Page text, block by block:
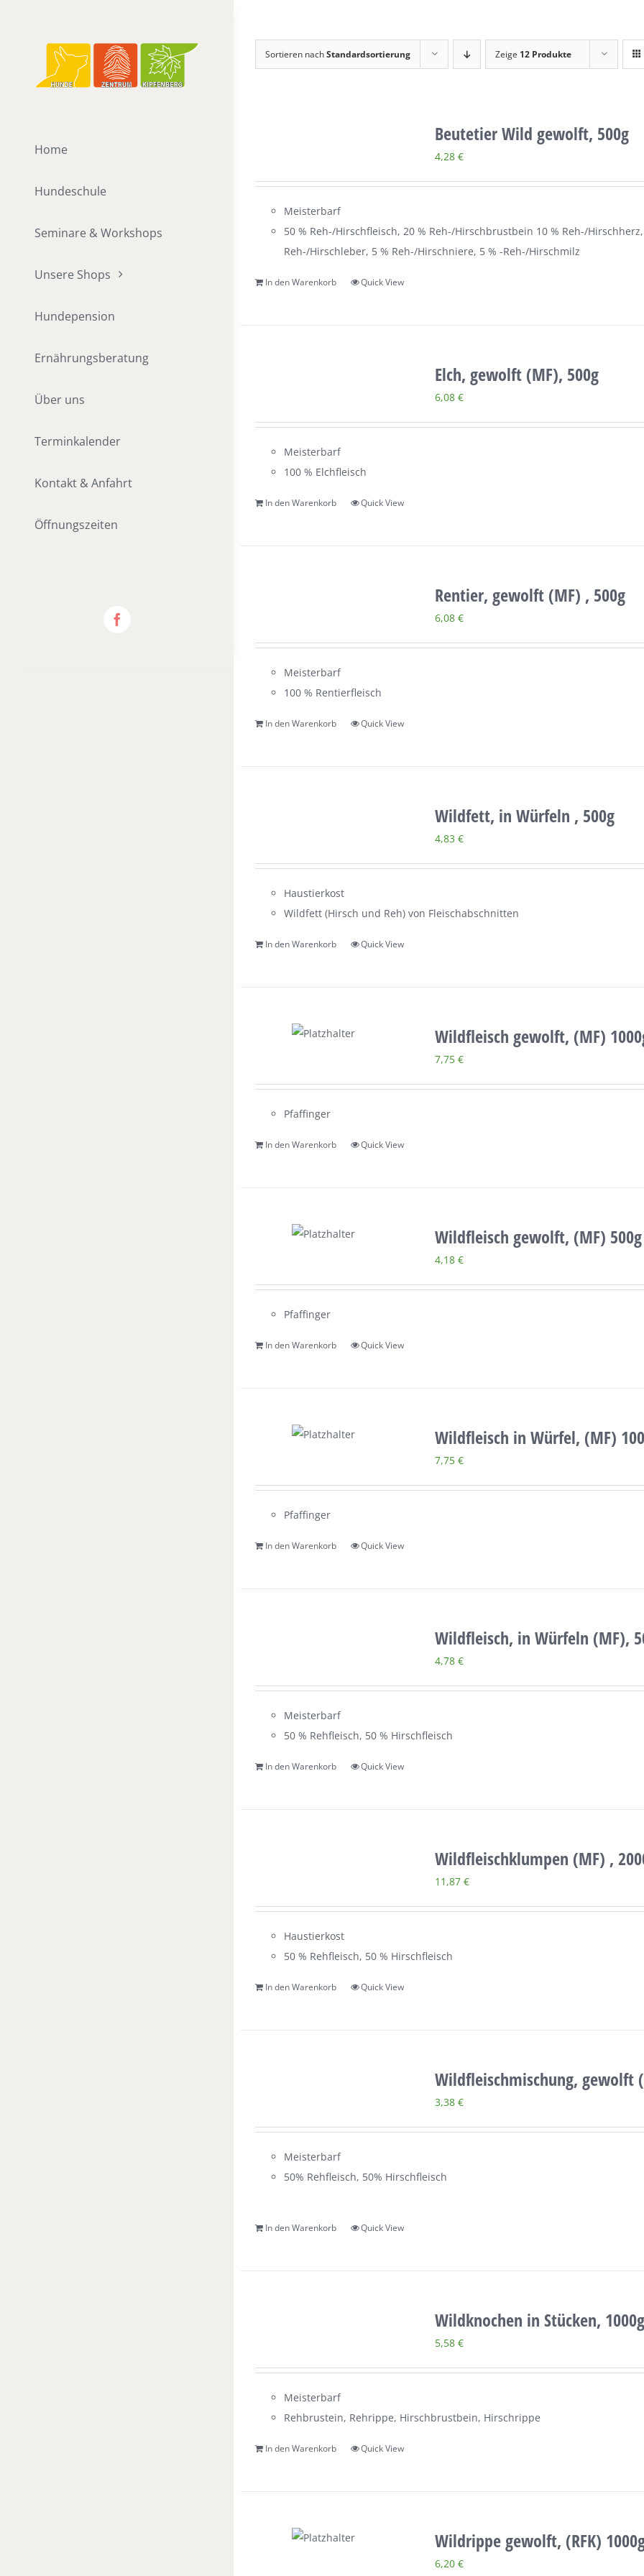
Home
Hundeschule
Seminare & Workshops
Unsere Shops
Hundepension
Ernährungsberatung
Über uns
Terminkalender
Kontakt & Anfahrt
Öffnungszeiten
Sortieren nachStandardsortierung Zeige 12 Produkte
Beutetier Wild gewolft, 500g
4,28 €
Meisterbarf
50 % Reh-/Hirschfleisch, 20 % Reh-/Hirschbrustbein 10 % Reh-/
Reh-/Hirschleber, 5 % Reh-/Hirschniere, 5 % -Reh-/Hirschmilz
In den Warenkorb Quick View
Elch, gewolft (MF), 500g
6,08 €
Meisterbarf
100 % Elchfleisch
In den Warenkorb Quick View
Rentier, gewolft (MF) , 500g
6,08 €
Meisterbarf
100 % Rentierfleisch
In den Warenkorb Quick View
Wildfett, in Würfeln , 500g
4,83 €
Haustierkost
Wildfett (Hirsch und Reh) von Fleischabschnitten
In den Warenkorb Quick View
Wildfleisch gewolft, (MF)
7,75 €
Pfaffinger
In den Warenkorb Quick View
Wildfleisch gewolft, (MF) 500g
4,18 €
Pfaffinger
In den Warenkorb Quick View
Wildfleisch in Würfel, (MF)
7,75 €
Pfaffinger
In den Warenkorb Quick View
Wildfleisch, in Würfeln (MF),
4,78 €
Meisterbarf
50 % Rehfleisch, 50 % Hirschfleisch
In den Warenkorb Quick View
Wildfleischklumpen (MF) ,
11,87 €
Haustierkost
50 % Rehfleisch, 50 % Hirschfleisch
In den Warenkorb Quick View
Wildfleischmischung, gewolft
3,38 €
Meisterbarf
50% Rehfleisch, 50% Hirschfleisch
In den Warenkorb Quick View
Wildknochen in Stücken, 1000g
5,58 €
Meisterbarf
Rehbrustein, Rehrippe, Hirschbrustbein, Hirschrippe
In den Warenkorb Quick View
Wildrippe gewolft, (RFK)
6,20 €